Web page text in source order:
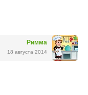
Римма
18 августа 2014